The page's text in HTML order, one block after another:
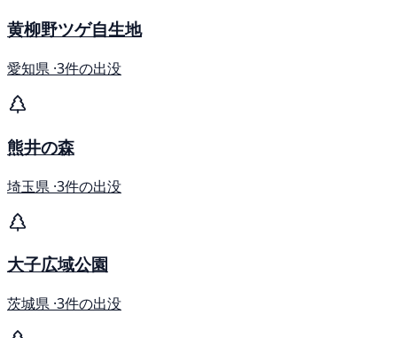
黄柳野ツゲ自生地
愛知県 ·3件の出没
熊井の森
埼玉県 ·3件の出没
大子広域公園
茨城県 ·3件の出没